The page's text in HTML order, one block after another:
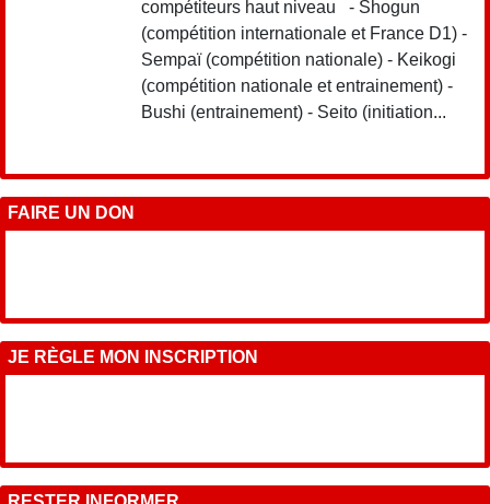
compétiteurs haut niveau - Shogun
(compétition internationale et France D1) -
Sempaï (compétition nationale) - Keikogi
(compétition nationale et entrainement) -
Bushi (entrainement) - Seito (initiation...
FAIRE UN DON
JE RÈGLE MON INSCRIPTION